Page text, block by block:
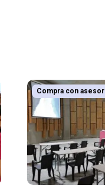
Compra con asesor
torneo bolos
talleres creativos
retiro laboral